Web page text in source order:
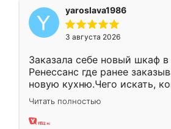
yaroslava1986
3 августа 2026
Заказала себе новый шкаф в
Ренессанс где ранее
новую кухню.Чего искать,
вполне довольна. Служит
два года, нареканий нет.
Читать полностью